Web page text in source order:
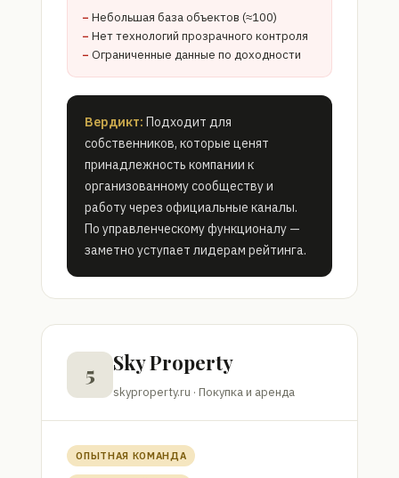
Небольшая база объектов (≈100)
Нет технологий прозрачного контроля
Ограниченные данные по доходности
Вердикт: Подходит для
собственников, которые ценят
принадлежность компании к
организованному сообществу и
работу через официальные каналы.
По управленческому функционалу —
заметно уступает лидерам рейтинга.
5 Sky Property
skyproperty.ru · Покупка и аренда
ОПЫТНАЯ КОМАНДА